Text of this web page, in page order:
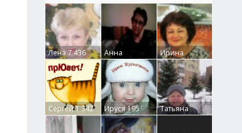
Лена7 436
Анна
Гумлевая0
Ирина
Бруцкая41
Сергей1 342 Ируся195
Татьяна
Крючкова0